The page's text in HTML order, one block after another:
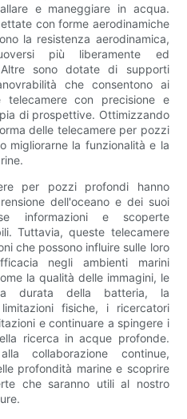
e maneggiare in acqua.
con forme aerodinamiche
la resistenza aerodinamica,
più liberamente ed
sono dotate di supporti
che consentono ai
telecamere con precisione e
di prospettive. Ottimizzando
delle telecamere per pozzi
migliorarne la funzionalità e la
per pozzi profondi hanno
dell'oceano e dei suoi
informazioni e scoperte
Tuttavia, queste telecamere
che possono influire sulle loro
negli ambienti marini
la qualità delle immagini, le
durata della batteria, la
fisiche, i ricercatori
e continuare a spingere i
ricerca in acque profonde.
collaborazione continue,
profondità marine e scoprire
che saranno utili al nostro